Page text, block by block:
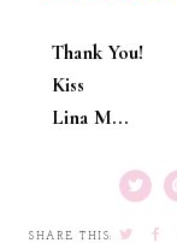
Thank You!
Kiss
Lina M...
SHARE THIS: